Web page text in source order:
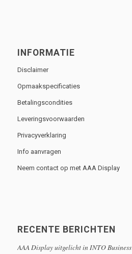
INFORMATIE
Disclaimer
Opmaakspecificaties
Betalingscondities
Leveringsvoorwaarden
Privacyverklaring
Info aanvragen
Neem contact op met AAA Display
RECENTE BERICHTEN
AAA Display uitgelicht in INTO Business